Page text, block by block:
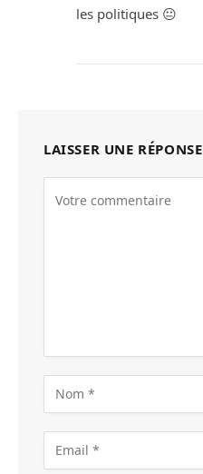
les politiques 😐
LAISSER UNE RÉPONSE